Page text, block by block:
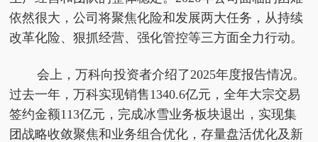
依然很大，公司将聚焦化险和发展两大任务，从持续
改革化险、狠抓经营、强化管控等三方面全力行动。
会上，万科向投资者介绍了2025年度报告情况。
过去一年，万科实现销售1340.6亿元，全年大宗交易
签约金额113亿元，完成冰雪业务板块退出，实现集
团战略收敛聚焦和业务组合优化，存量盘活优化及新